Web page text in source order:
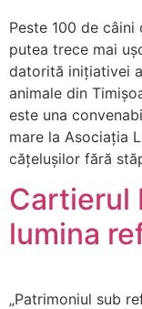
Peste 100 de câini
putea trece mai
datorită inițiativei
animale din
este una
mare la Asociația
cățelușilor fără
Cartierul
lumina
„Patrimoniul sub